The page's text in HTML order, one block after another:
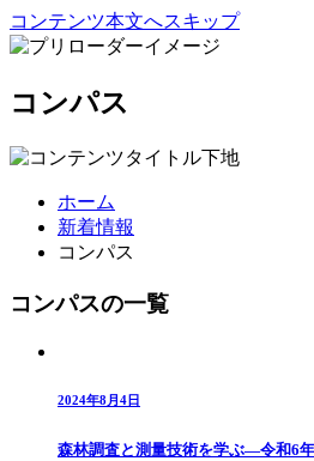
コンテンツ本文へスキップ
コンパス
ホーム
新着情報
コンパス
コンパスの一覧
2024年8月4日
森林調査と測量技術を学ぶ—令和6